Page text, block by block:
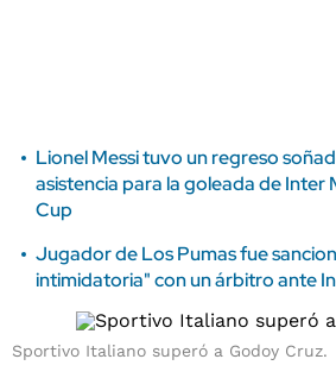
Lionel Messi tuvo un regreso
asistencia para la goleada de Inter
Cup
Jugador de Los Pumas fue
intimidatoria" con un árbitro ante
Sportivo Italiano superó a Godoy Cruz.